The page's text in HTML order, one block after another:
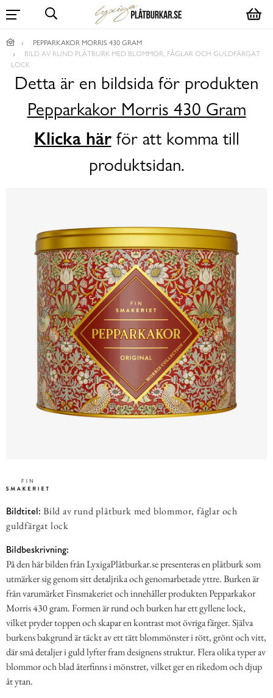
PEPPARKAKOR MORRIS 430 GRAM
BILD AV RUND PLÅTBURK MED BLOMMOR, FÅGLAR OCH GULDFÄRGAT
LOCK
Detta är en bildsida för produkten
Pepparkakor Morris 430 Gram
Klicka härför att komma till
produktsidan.
Bildtitel: Bild av rund plåtburk med blommor, fåglar och
guldfärgat lock
Bildbeskrivning:
På den här bilden från LyxigaPlåtburkar.se presenteras en plåtburk som
utmärker sig genom sitt detaljrika och genomarbetade yttre. Burken är
från varumärket Finsmakeriet och innehåller produkten Pepparkakor
Morris 430 gram. Formen är rund och burken har ett gyllene lock,
vilket pryder toppen och skapar en kontrast mot övriga färger. Själva
burkens bakgrund är täckt av ett tätt blommönster i rött, grönt och vitt,
där små detaljer i guld lyfter fram designens struktur. Flera olika typer av
blommor och blad återfinns i mönstret, vilket ger en rikedom och djup
åt ytan.